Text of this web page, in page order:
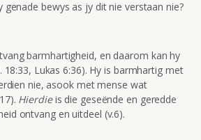
genade bewys as jy dit nie verstaan nie?
barmhartigheid, en daarom kan hy
18:33, Lukas 6:36). Hy is barmhartig met
nie, asook met mense wat
Hierdieis die geseënde en geredde
ontvang en uitdeel (v.6).